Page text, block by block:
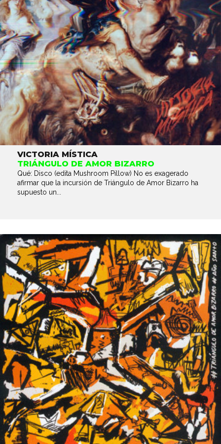
VICTORIA MÍSTICA
TRIÁNGULO DE AMOR BIZARRO
Qué: Disco (edita Mushroom Pillow) No es exagerado
afirmar que la incursión de Triángulo de Amor Bizarro ha
supuesto un...